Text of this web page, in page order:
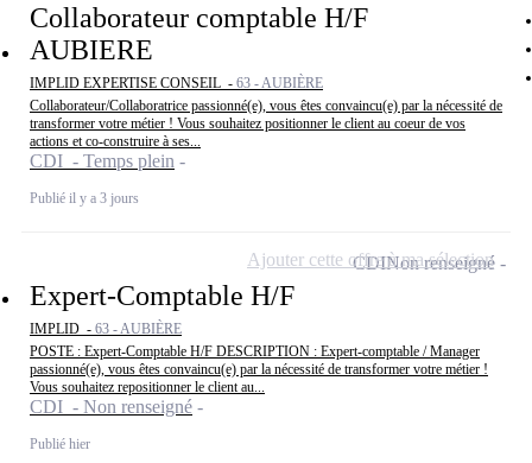
Collaborateur comptable H/F
AUBIERE
IMPLID EXPERTISE CONSEIL - 63 - AUBIÈRE
Collaborateur/Collaboratrice passionné(e), vous êtes convaincu(e) par la nécessité de
transformer votre métier ! Vous souhaitez positionner le client au coeur de vos
actions et co-construire à ses...
CDI - Temps plein
Publié il y a 3 jours
Expert-Comptable H/F
IMPLID - 63 - AUBIÈRE
POSTE : Expert-Comptable H/F DESCRIPTION : Expert-comptable / Manager
passionné(e), vous êtes convaincu(e) par la nécessité de transformer votre métier !
Vous souhaitez repositionner le client au...
CDI - Non renseigné
Publié hier
CDINon renseigné
Ajouter cette offre à ma sélection